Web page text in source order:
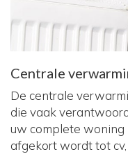
Centrale
De centrale
die vaak
uw complete woning
afgekort wordt tot